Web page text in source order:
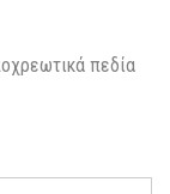
πεδία